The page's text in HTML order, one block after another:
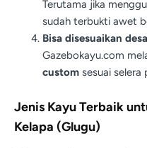
Terutama jika
sudah terbukti awet
Bisa disesuaikan
Gazebokayu.com
custom sesuai selera
Jenis Kayu Terbaik
Kelapa (Glugu)